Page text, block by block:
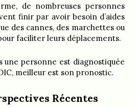
de nombreuses personnes
finir par avoir besoin d’aides
des cannes, des marchettes ou
faciliter leurs déplacements.
une personne est diagnostiquée
meilleur est son pronostic.
Récentes